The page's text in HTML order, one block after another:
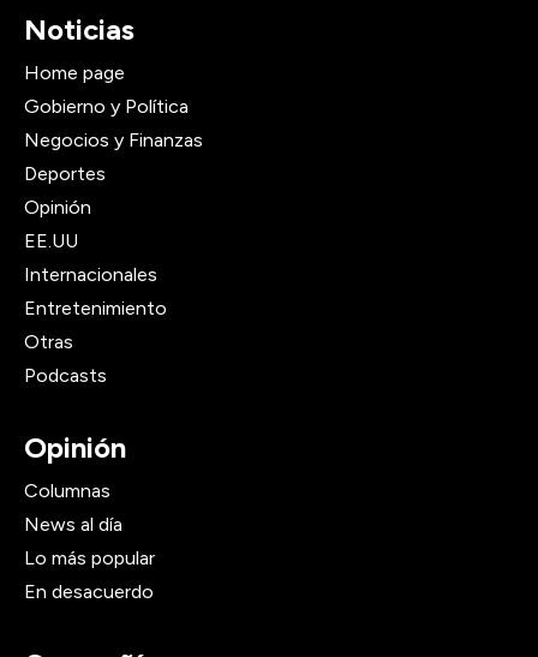
Noticias
Home page
Gobierno y Política
Negocios y Finanzas
Deportes
Opinión
EE.UU
Internacionales
Entretenimiento
Otras
Podcasts
Opinión
Columnas
News al día
Lo más popular
En desacuerdo